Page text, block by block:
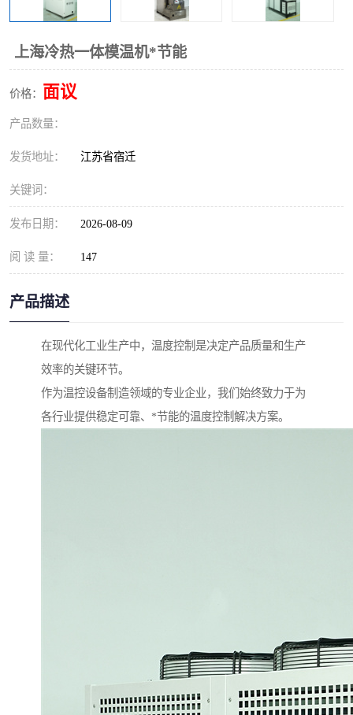
上海冷热一体模温机*节能
价格： 面议
产品数量：
发货地址： 江苏省宿迁
关键词：
发布日期： 2026-08-09
阅 读 量： 147
产品描述
在现代化工业生产中，温度控制是决定产品质量和生产
效率的关键环节。
作为温控设备制造领域的专业企业，我们始终致力于为
各行业提供稳定可靠、*节能的温度控制解决方案。